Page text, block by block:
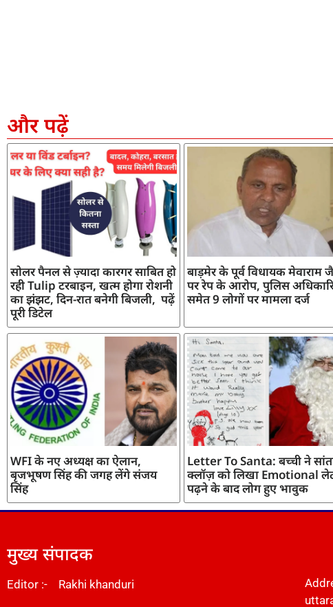
और पढ़ें
सोलर पैनल से ज़्यादा कारगर साबित हो
रही Tulip टरबाइन, खत्म होगा रोशनी
का झंझट, दिन-रात बनेगी बिजली, पढ़ें
पूरी डिटेल
बाड़मेर के पूर्व विधायक मेवाराम
पर रेप के आरोप, पुलिस
समेत 9 लोगों पर मामला दर्ज
WFI के नए अध्यक्ष का ऐलान,
बृजभूषण सिंह की जगह लेंगे संजय
सिंह
Letter To Santa: बच्ची ने
क्लॉज़ को लिखा Emotional
पढ़ने के बाद लोग हुए भावुक
मुख्य संपादक
Editor :- Rakhi khanduri